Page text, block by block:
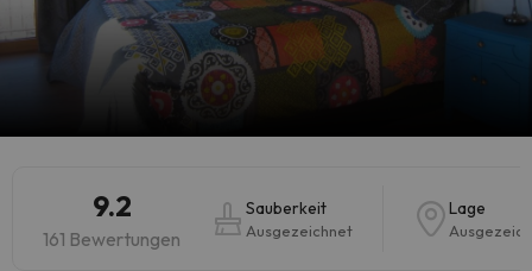
9.2
161 Bewertungen
Sauberkeit
Ausgezeichnet
Lage